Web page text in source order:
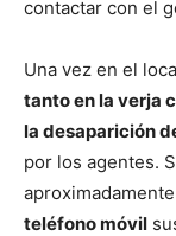
contactar con el
Una vez en el
tanto en la verja
la desaparición
por los agentes.
aproximadamente
teléfono móvil